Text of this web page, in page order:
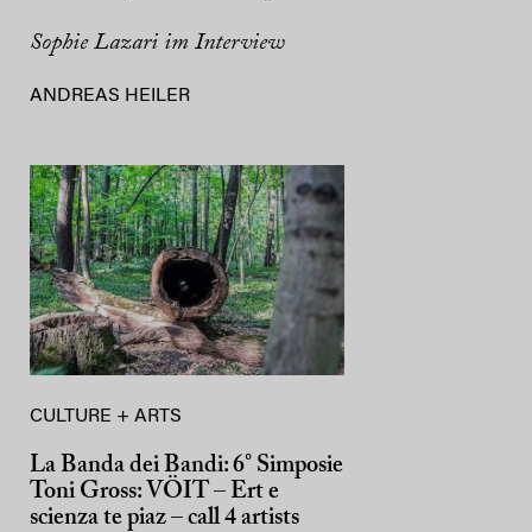
Sophie Lazari im Interview
ANDREAS HEILER
CULTURE + ARTS
La Banda dei Bandi: 6° Simposie
Toni Gross: VÖIT – Ert e
scienza te piaz – call 4 artists